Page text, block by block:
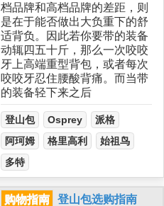
档品牌和高档品牌的差距，则
是在于能否做出大负重下的舒
适背负。因此若你要带的装备
动辄四五十斤，那么一次咬咬
牙上高端重型背包，或者每次
咬咬牙忍住腰酸背痛。而当带
的装备轻下来之后
登山包 Osprey
派格
阿珂姆
格里高利
始祖鸟
多特
购物指南
登山包选购指南